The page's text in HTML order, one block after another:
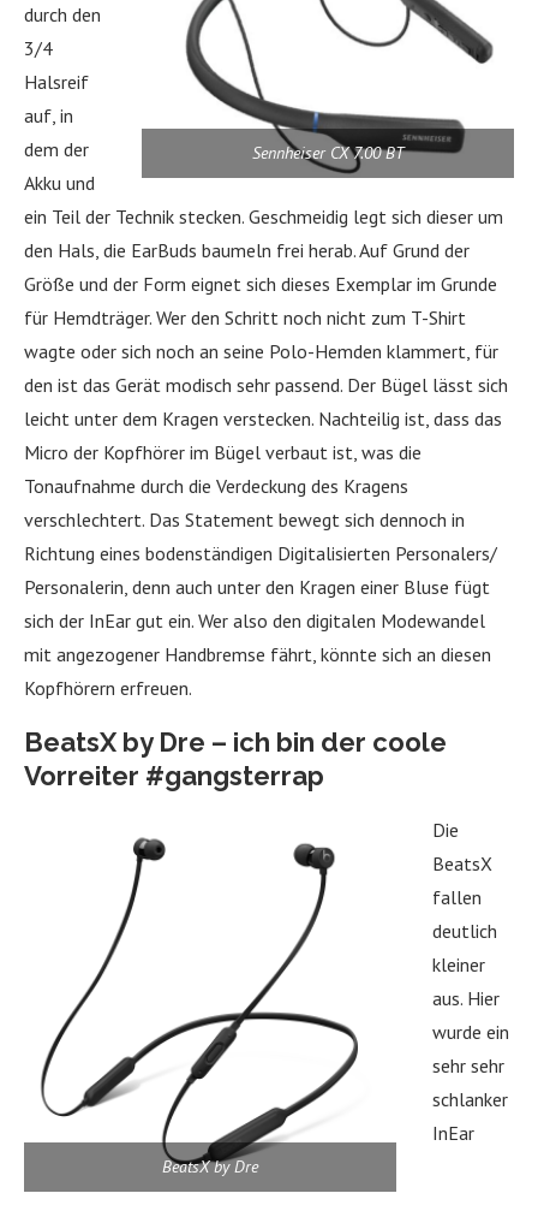
Sennheiser CX 7.00 BT
durch den
3/4
Halsreif
auf, in
dem der
Akku und
ein Teil der Technik stecken. Geschmeidig legt sich dieser um
den Hals, die EarBuds baumeln frei herab. Auf Grund der
Größe und der Form eignet sich dieses Exemplar im Grunde
für Hemdträger. Wer den Schritt noch nicht zum T-Shirt
wagte oder sich noch an seine Polo-Hemden klammert, für
den ist das Gerät modisch sehr passend. Der Bügel lässt sich
leicht unter dem Kragen verstecken. Nachteilig ist, dass das
Micro der Kopfhörer im Bügel verbaut ist, was die
Tonaufnahme durch die Verdeckung des Kragens
verschlechtert. Das Statement bewegt sich dennoch in
Richtung eines bodenständigen Digitalisierten Personalers/
Personalerin, denn auch unter den Kragen einer Bluse fügt
sich der InEar gut ein. Wer also den digitalen Modewandel
mit angezogener Handbremse fährt, könnte sich an diesen
Kopfhörern erfreuen.
BeatsX by Dre – ich bin der coole
Vorreiter #gangsterrap
BeatsX by Dre
Die
BeatsX
fallen
deutlich
kleiner
aus. Hier
wurde ein
sehr sehr
schlanker
InEar